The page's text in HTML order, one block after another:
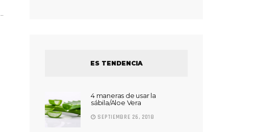
ES TENDENCIA
4 maneras de usar la
sábila/Aloe Vera
SEPTIEMBRE 26, 2018